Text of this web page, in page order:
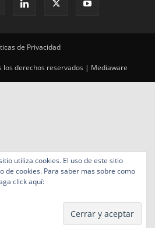
de Privacidad
los derechos reservados | Mediaware
utiliza cookies. El uso de este sitio
de cookies. Para saber mas sobre como
click aquí: